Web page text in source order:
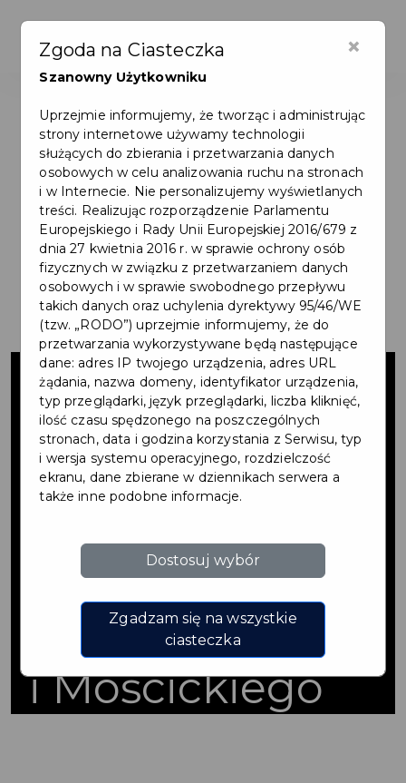
Kanalizacja
deszczowa ze
zbiornikiem
retencyjnym ul.
Olszewskiego,
Wróblewskiego
i Mościckiego
×
Zgoda na Ciasteczka
Szanowny Użytkowniku
Uprzejmie informujemy, że tworząc i administrując
strony internetowe używamy technologii
służących do zbierania i przetwarzania danych
osobowych w celu analizowania ruchu na stronach
i w Internecie. Nie personalizujemy wyświetlanych
treści. Realizując rozporządzenie Parlamentu
Europejskiego i Rady Unii Europejskiej 2016/679 z
dnia 27 kwietnia 2016 r. w sprawie ochrony osób
fizycznych w związku z przetwarzaniem danych
osobowych i w sprawie swobodnego przepływu
takich danych oraz uchylenia dyrektywy 95/46/WE
(tzw. „RODO”) uprzejmie informujemy, że do
przetwarzania wykorzystywane będą następujące
dane: adres IP twojego urządzenia, adres URL
żądania, nazwa domeny, identyfikator urządzenia,
typ przeglądarki, język przeglądarki, liczba kliknięć,
ilość czasu spędzonego na poszczególnych
stronach, data i godzina korzystania z Serwisu, typ
i wersja systemu operacyjnego, rozdzielczość
ekranu, dane zbierane w dziennikach serwera a
także inne podobne informacje.
Dostosuj wybór
Zgadzam się na wszystkie
ciasteczka